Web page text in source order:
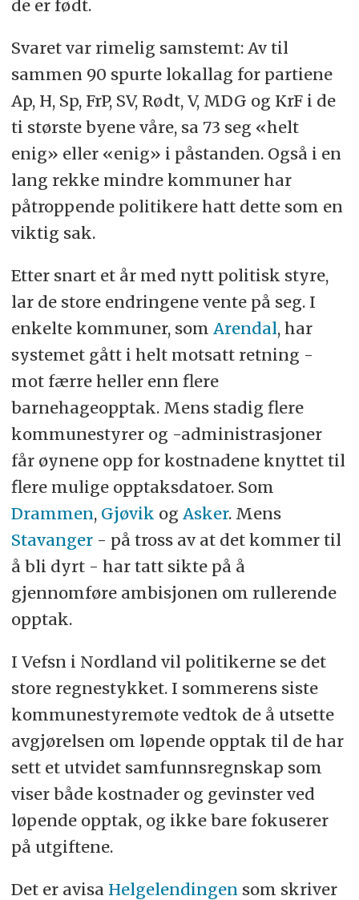
de er født.
Svaret var rimelig samstemt: Av til
sammen 90 spurte lokallag for partiene
Ap, H, Sp, FrP, SV, Rødt, V, MDG og KrF i de
ti største byene våre, sa 73 seg «helt
enig» eller «enig» i påstanden. Også i en
lang rekke mindre kommuner har
påtroppende politikere hatt dette som en
viktig sak.
Etter snart et år med nytt politisk styre,
lar de store endringene vente på seg. I
enkelte kommuner, som Arendal, har
systemet gått i helt motsatt retning -
mot færre heller enn flere
barnehageopptak. Mens stadig flere
kommunestyrer og -administrasjoner
får øynene opp for kostnadene knyttet til
flere mulige opptaksdatoer. Som
Drammen, Gjøvik og Asker. Mens
Stavanger- på tross av at det kommer til
å bli dyrt - har tatt sikte på å
gjennomføre ambisjonen om rullerende
opptak.
I Vefsn i Nordland vil politikerne se det
store regnestykket. I sommerens siste
kommunestyremøte vedtok de å utsette
avgjørelsen om løpende opptak til de har
sett et utvidet samfunnsregnskap som
viser både kostnader og gevinster ved
løpende opptak, og ikke bare fokuserer
på utgiftene.
Det er avisa Helgelendingen som skriver